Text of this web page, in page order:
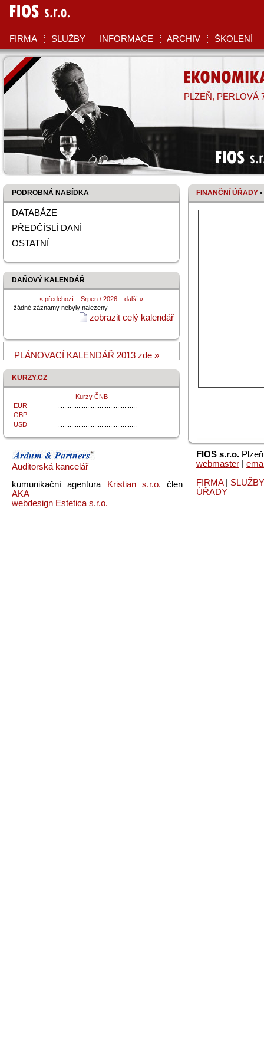
FIOS
FIRMA SLUŽBY INFORMACE ARCHIV ŠKOLENÍ
PLZEŇ, PERLOVÁ
FIOS
FINANČNÍ ÚŘADY
FIOS s.r.o.
webmaster
FIRMA| SLUŽBY
ÚŘADY
PODROBNÁ NABÍDKA
DATABÁZE
PŘEDČÍSLÍ DANÍ
OSTATNÍ
DAŇOVÝ KALENDÁŘ
« předchozí Srpen / 2026 další »
žádné záznamy nebyly nalezeny
zobrazit celý kalendář
PLÁNOVACÍ KALENDÁŘ 2013 zde »
KURZY.CZ
Kurzy ČNB
EUR
GBP
USD
Auditorská kancelář
kumunikační agentura
Kristian s.r.o. člen
AKA
webdesign Estetica s.r.o.